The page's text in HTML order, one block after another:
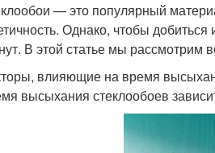
— это популярный
Однако, чтобы
В этой статье мы рассмотрим
влияющие на время
высыхания стеклообоев